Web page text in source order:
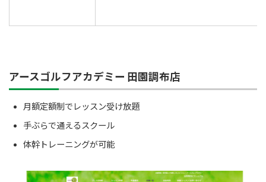
アースゴルフアカデミー 田園調布店
月額定額制でレッスン受け放題
手ぶらで通えるスクール
体幹トレーニングが可能